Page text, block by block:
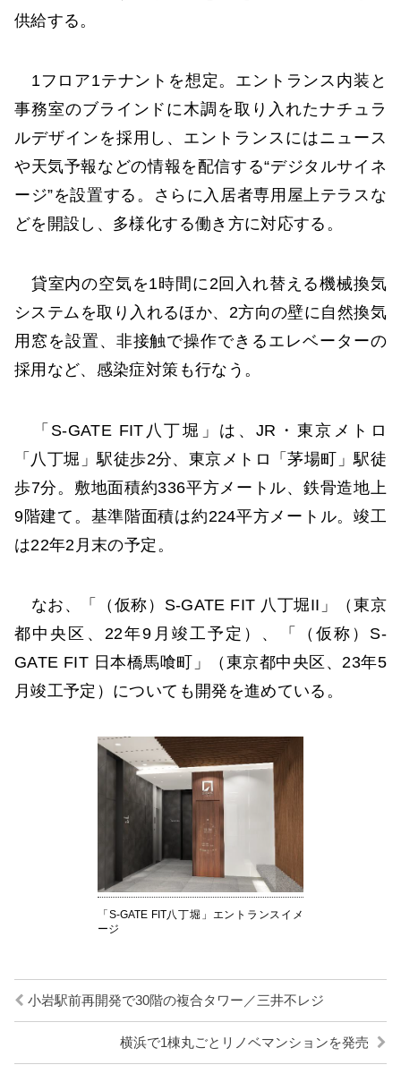
供給する。
1フロア1テナントを想定。エントランス内装と
事務室のブラインドに木調を取り入れたナチュラ
ルデザインを採用し、エントランスにはニュース
や天気予報などの情報を配信する“デジタルサイネ
ージ”を設置する。さらに入居者専用屋上テラスな
どを開設し、多様化する働き方に対応する。
貸室内の空気を1時間に2回入れ替える機械換気
システムを取り入れるほか、2方向の壁に自然換気
用窓を設置、非接触で操作できるエレベーターの
採用など、感染症対策も行なう。
「S-GATE FIT八丁堀」は、JR・東京メトロ
「八丁堀」駅徒歩2分、東京メトロ「茅場町」駅徒
歩7分。敷地面積約336平方メートル、鉄骨造地上
9階建て。基準階面積は約224平方メートル。竣工
は22年2月末の予定。
なお、「（仮称）S-GATE FIT 八丁堀II」（東京
都中央区、22年9月竣工予定）、「（仮称）S-
GATE FIT 日本橋馬喰町」（東京都中央区、23年5
月竣工予定）についても開発を進めている。
「S-GATE FIT八丁堀」エントランスイメ
ージ
小岩駅前再開発で30階の複合タワー／三井不レジ
横浜で1棟丸ごとリノベマンションを発売